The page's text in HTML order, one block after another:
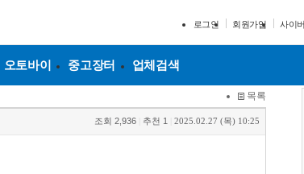
로그인 회원가입 사이
오토바이 중고장터 업체검색
목록
조회 2,936 추천 1 2025.02.27 (목) 10:25